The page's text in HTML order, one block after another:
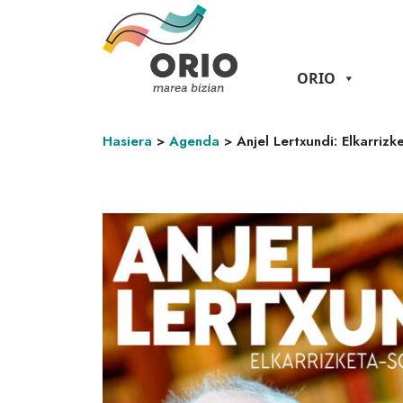
ORIO
Hasiera > Agenda > Anjel Lertxundi: